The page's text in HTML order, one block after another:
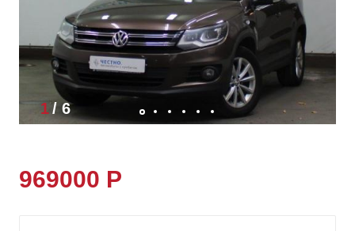
1/ 6
969000 Р